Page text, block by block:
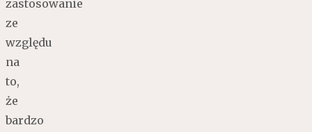
zastosowanie
ze
względu
na
to,
że
bardzo